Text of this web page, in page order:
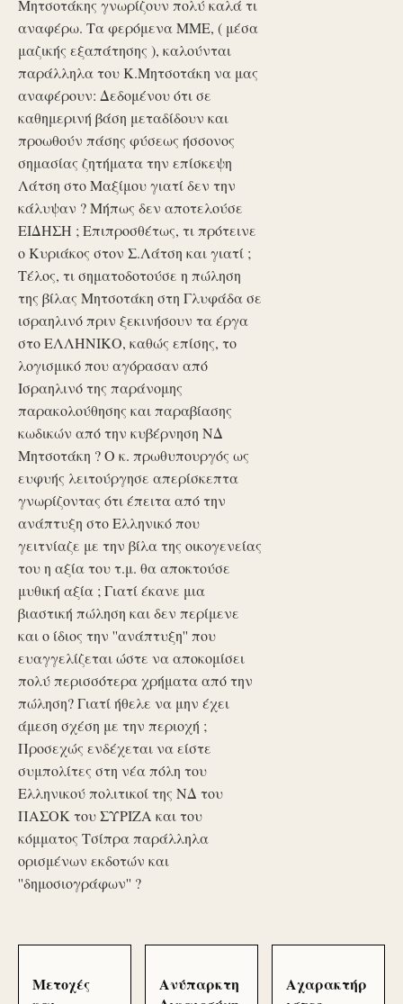
Μητσοτάκης γνωρίζουν πολύ καλά τι
αναφέρω. Τα φερόμενα ΜΜΕ, ( μέσα
μαζικής εξαπάτησης ), καλούνται
παράλληλα του Κ.Μητσοτάκη να μας
αναφέρουν: Δεδομένου ότι σε
καθημερινή βάση μεταδίδουν και
προωθούν πάσης φύσεως ήσσονος
σημασίας ζητήματα την επίσκεψη
Λάτση στο Μαξίμου γιατί δεν την
κάλυψαν ? Μήπως δεν αποτελούσε
ΕΙΔΗΣΗ ; Επιπροσθέτως, τι πρότεινε
ο Κυριάκος στον Σ.Λάτση και γιατί ;
Τέλος, τι σηματοδοτούσε η πώληση
της βίλας Μητσοτάκη στη Γλυφάδα σε
ισραηλινό πριν ξεκινήσουν τα έργα
στο ΕΛΛΗΝΙΚΟ, καθώς επίσης, το
λογισμικό που αγόρασαν από
Ισραηλινό της παράνομης
παρακολούθησης και παραβίασης
κωδικών από την κυβέρνηση ΝΔ
Μητσοτάκη ? Ο κ. πρωθυπουργός ως
ευφυής λειτούργησε απερίσκεπτα
γνωρίζοντας ότι έπειτα από την
ανάπτυξη στο Ελληνικό που
γειτνίαζε με την βίλα της οικογενείας
του η αξία του τ.μ. θα αποκτούσε
μυθική αξία ; Γιατί έκανε μια
βιαστική πώληση και δεν περίμενε
και ο ίδιος την ''ανάπτυξη'' που
ευαγγελίζεται ώστε να αποκομίσει
πολύ περισσότερα χρήματα από την
πώληση? Γιατί ήθελε να μην έχει
άμεση σχέση με την περιοχή ;
Προσεχώς ενδέχεται να είστε
συμπολίτες στη νέα πόλη του
Ελληνικού πολιτικοί της ΝΔ του
ΠΑΣΟΚ του ΣΥΡΙΖΑ και του
κόμματος Τσίπρα παράλληλα
ορισμένων εκδοτών και
''δημοσιογράφων'' ?
Μετοχές
Ανύπαρκτη
Αχαρακτήρ